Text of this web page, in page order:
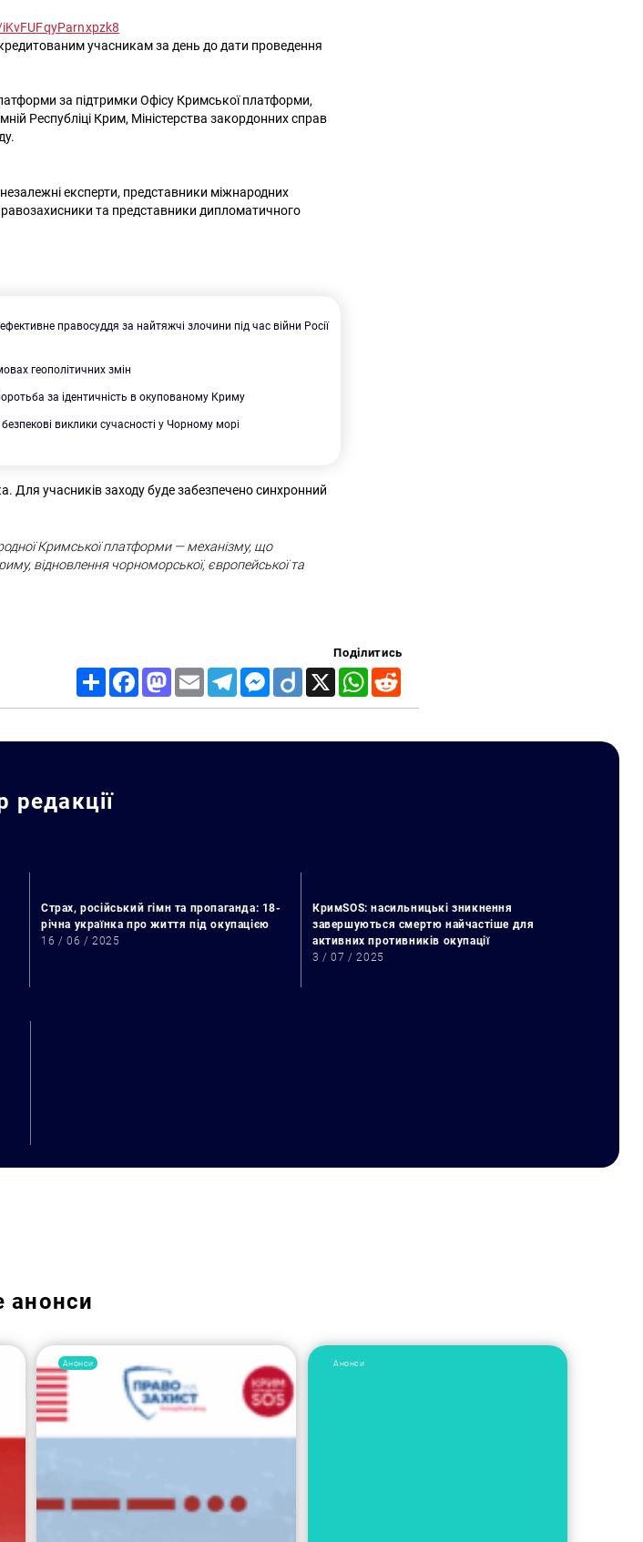
запитом:
учасникам за день до дати проведення
за підтримки Офісу Кримської платформи,
Республіці Крим, Міністерства закордонних справ
експерти, представники міжнародних
та представники дипломатичного
правосуддя за найтяжчі злочини під час війни Росії
геополітичних змін
за ідентичність в окупованому Криму
виклики сучасності у Чорному морі
Для учасників заходу буде забезпечено синхронний
Кримської платформи — механізму, що
відновлення чорноморської, європейської та
Поділитись
Share FacebookMastodon
Email TelegramMessenger
Diigo X WhatsApp
редакції
Страх, російський гімн та пропаганда: 18-
річна українка про життя під окупацією
16 / 06 / 2025
КримSOS: насильницькі зникнення
завершуються смертю найчастіше для
активних противників окупації
3 / 07 / 2025
анонси
Анонси Анонси